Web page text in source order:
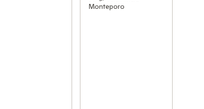
Monteporo